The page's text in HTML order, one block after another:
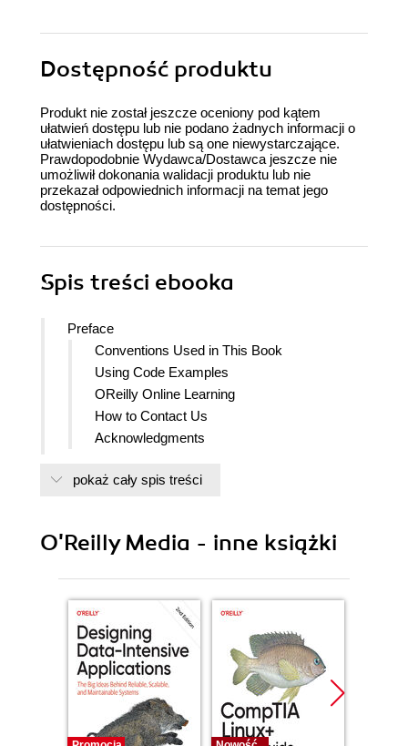
Dostępność produktu
Produkt nie został jeszcze oceniony pod kątem
ułatwień dostępu lub nie podano żadnych informacji o
ułatwieniach dostępu lub są one niewystarczające.
Prawdopodobnie Wydawca/Dostawca jeszcze nie
umożliwił dokonania walidacji produktu lub nie
przekazał odpowiednich informacji na temat jego
dostępności.
Spis treści ebooka
Preface
Conventions Used in This Book
Using Code Examples
OReilly Online Learning
How to Contact Us
Acknowledgments
Generate a Simple Application
Discussion
Discussion
Build Universal Apps with Razzle
Problem
Solution
Discussion
pokaż cały spis treści
O'Reilly Media - inne książki